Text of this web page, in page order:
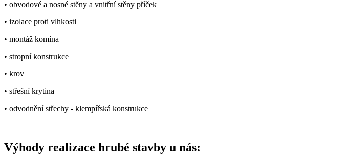
• obvodové a nosné stěny a vnitřní stěny příček
• izolace proti vlhkosti
• montáž komína
• stropní konstrukce
• krov
• střešní krytina
• odvodnění střechy - klempířská konstrukce
Výhody realizace hrubé stavby u nás: